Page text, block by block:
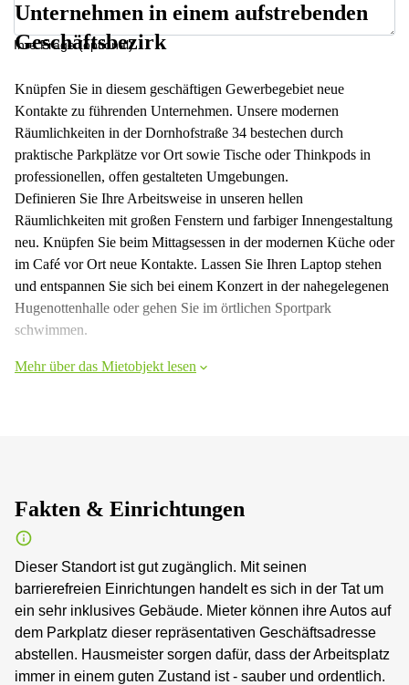
Ihre Frage (optional)
Unternehmen in einem aufstrebenden
Geschäftsbezirk
Knüpfen Sie in diesem geschäftigen Gewerbegebiet neue
Kontakte zu führenden Unternehmen. Unsere modernen
Räumlichkeiten in der Dornhofstraße 34 bestechen durch
praktische Parkplätze vor Ort sowie Tische oder Thinkpods in
professionellen, offen gestalteten Umgebungen.
Definieren Sie Ihre Arbeitsweise in unseren hellen
Räumlichkeiten mit großen Fenstern und farbiger Innengestaltung
neu. Knüpfen Sie beim Mittagsessen in der modernen Küche oder
im Café vor Ort neue Kontakte. Lassen Sie Ihren Laptop stehen
und entspannen Sie sich bei einem Konzert in der nahegelegenen
Hugenottenhalle oder gehen Sie im örtlichen Sportpark
schwimmen.
Mehr über das Mietobjekt lesen
Fakten & Einrichtungen
Dieser Standort ist gut zugänglich. Mit seinen
barrierefreien Einrichtungen handelt es sich in der Tat um
ein sehr inklusives Gebäude. Mieter können ihre Autos auf
dem Parkplatz dieser repräsentativen Geschäftsadresse
abstellen. Hausmeister sorgen dafür, dass der Arbeitsplatz
immer in einem guten Zustand ist - sauber und ordentlich.